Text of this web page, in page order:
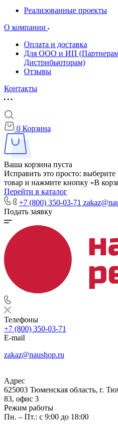
Реализованные проекты
О компании
Оплата и доставка
Для ООО и ИП
Дистрибьюторам)
Отзывы
Контакты
0 Корзина
Ваша корзина пуста
Исправить это просто:
товар и нажмите кнопку «В
Перейти в каталог
+7 (800) 350-03-71
Подать заявку
Телефоны
+7 (800) 350-03-71
E-mail
zakaz@naushop.ru
Адрес
625003 Тюменская область, г.
83, офис 3
Режим работы
Пн. – Пт.: с 9:00 до 18:00